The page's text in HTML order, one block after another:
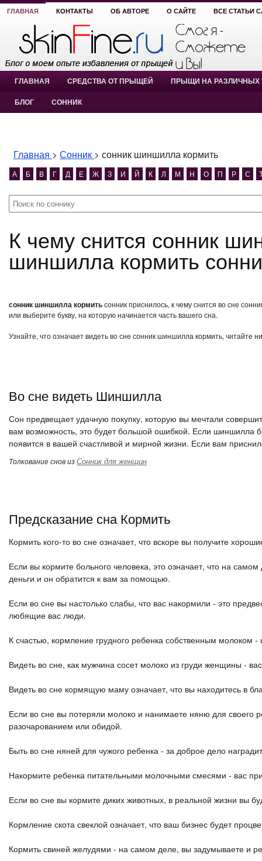
ГЛАВНАЯ КОНТАКТЫ ОБ АВТОРЕ О САЙТЕ ВСЕ СТАТЬИ
ГЛАВНАЯ СРЕДСТВА ОТ ПРЫЩЕЙ ПРЫЩИ НА РАЗЛИЧНЫХ
БЛОГ СОННИК
Главная > Сонник > сонник шиншилла кормить
А Б В Г Д Е Ж З И Й К Л М Н О П Р С
К чему снится сонник шиншилла кормить? сонник
шиншилла кормить
сонник шиншилла кормитьсонник приснилось, к чему снится во сне
или выберите букву, на которую начинается часть вашего сна.
Узнайте, что означает видеть во сне сонник шиншилла кормить, читайте
Во сне видеть Шиншилла
Сон предвещает удачную покупку, которую вы мечтали
вам возможность, это будет большой ошибкой. Если шиншилла
появится в вашей счастливой и мирной жизни. Если вам
Толкование снов изСонник для женщин
Предсказание сна Кормить
Кормить кого-то во сне означает, что вскоре вы получите
Если вы кормите больного человека, это означает, что на
деньги и он обратится к вам за помощью.
Если во сне вы настолько слабы, что вас накормили - это
любящие вас люди.
К счастью, кормление грудного ребенка собственным молоком
Видеть во сне, как мужчина сосет молоко из груди женщины -
Видеть во сне кормящую маму означает, что вы находитесь в
Если во сне вы потеряли молоко и нанимаете няню для своего
разочарованием или обидой.
Быть во сне няней для чужого ребенка - за доброе дело
Накормите ребенка питательными молочными смесями - вас
Если во сне вы кормите диких животных, в реальной жизни вы
Кормление скота свеклой означает, что ваш бизнес будет
Кормить свиней желудями - на самом деле, вы задумываете и